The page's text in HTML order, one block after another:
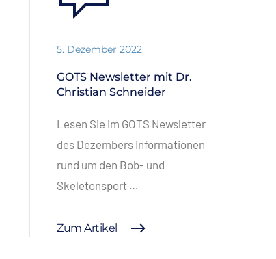
5. Dezember 2022
GOTS Newsletter mit Dr.
Christian Schneider
Lesen Sie im GOTS Newsletter
des Dezembers Informationen
rund um den Bob- und
Skeletonsport …
Zum Artikel